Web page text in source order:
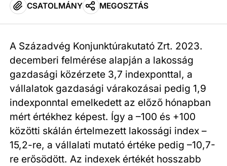
CSATOLMÁNY MEGOSZTÁS
A Századvég Konjunktúrakutató Zrt. 2023.
decemberi felmérése alapján a lakosság
gazdasági közérzete 3,7 indexponttal, a
vállalatok gazdasági várakozásai pedig 1,9
indexponntal emelkedett az előző hónapban
mért értékhez képest. Így a –100 és +100
közötti skálán értelmezett lakossági index –
15,2-re, a vállalati mutató értéke pedig –10,7-
re erősödött. Az indexek értékét hosszabb